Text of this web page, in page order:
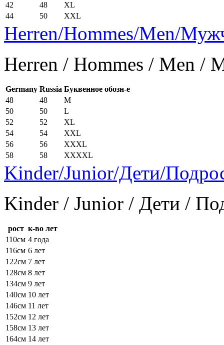
42
48
XL
44
50 XXL
Herren/Hommes/Men/
Herren / Hommes / Men /
Germany Russia Буквенное обозн-е
48
48
M
50
50
L
52
52
XL
54
54
XXL
56
56
XXXL
58
58 XXXXL
Kinder/Junior/Дети/
Kinder / Junior / Дети /
рост к-во лет
110см 4 года
116см 6 лет
122см 7 лет
128см 8 лет
134см 9 лет
140см 10 лет
146см 11 лет
152см 12 лет
158см 13 лет
164см 14 лет